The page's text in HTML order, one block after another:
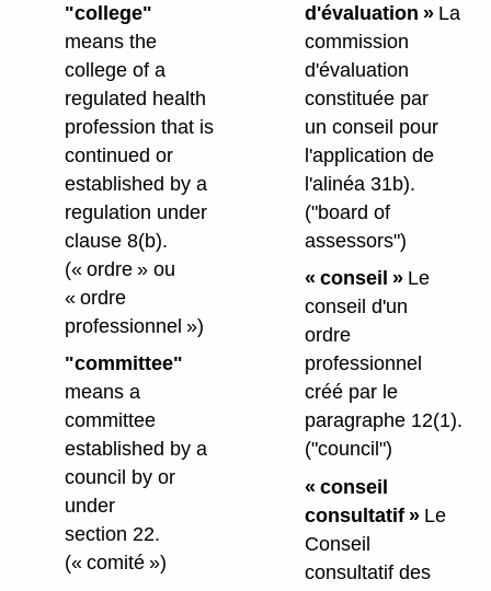
"college"
means the
college of a
regulated health
profession that is
continued or
established by a
regulation under
clause 8(b).
(« ordre » ou
« ordre
professionnel »)
"committee"
means a
committee
established by a
council by or
under
section 22.
(« comité »)
d'évaluation »La
commission
d'évaluation
constituée par
un conseil pour
l'application de
l'alinéa 31b).
("board of
assessors")
« conseil »Le
conseil d'un
ordre
professionnel
créé par le
paragraphe 12(1).
("council")
« conseil
consultatif »Le
Conseil
consultatif des